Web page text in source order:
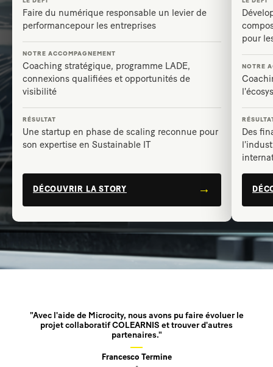
DÉCOUVRIR LA STORY
Une startup en phase de scaling reconnue pour
son expertise en Sustainable IT
Coaching stratégique, programme LADE,
connexions qualifiées et opportunités de
visibilité
Faire du numérique responsable un levier de
performancepour les entreprises
Des
pour
"Avec l'aide de Microcity, nous avons pu faire évoluer le
projet collaboratif COLEARNIS et trouver d'autres
partenaires."
Francesco Termine